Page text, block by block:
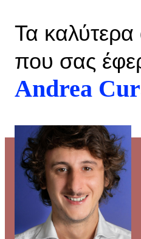
Τα καλύτερα
που σας
Andrea